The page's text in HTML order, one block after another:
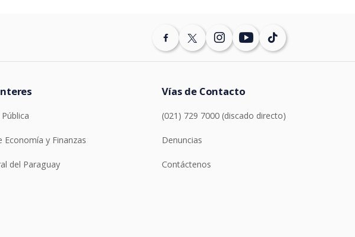
Economía y Finanzas
del Paraguay
Vías de Contacto
(021) 729 7000 (discado directo)
Denuncias
Contáctenos